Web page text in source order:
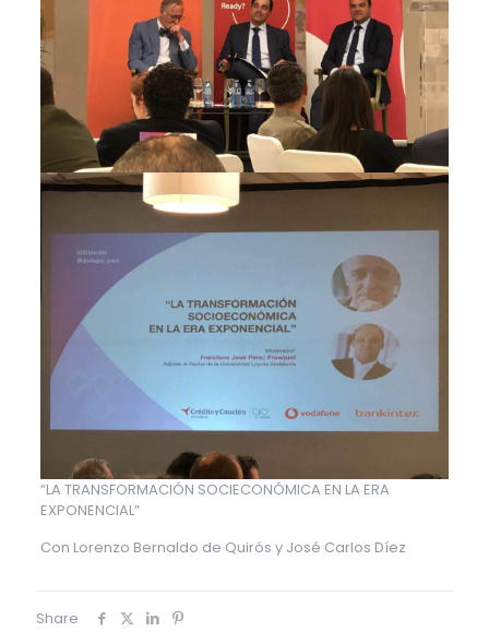
“LA TRANSFORMACIÓN SOCIECONÓMICA EN LA ERA
EXPONENCIAL”
Con Lorenzo Bernaldo de Quirós y José Carlos Díez
Share